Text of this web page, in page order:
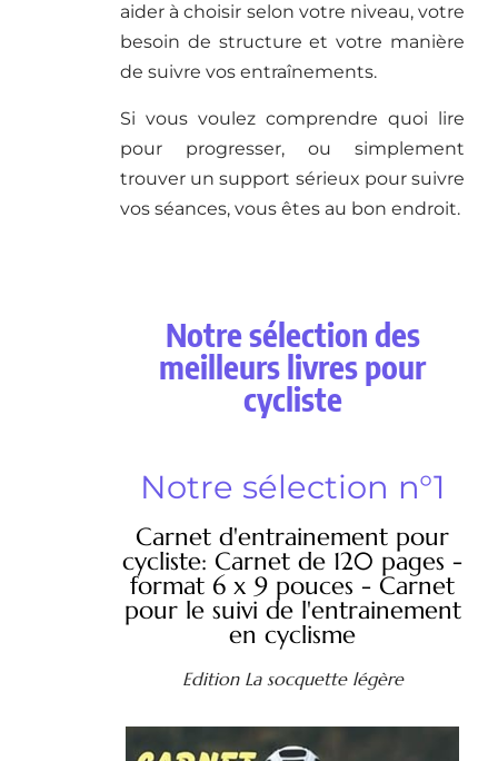
aider à choisir selon votre niveau, votre
besoin de structure et votre manière
de suivre vos entraînements.
Si vous voulez comprendre quoi lire
pour progresser, ou simplement
trouver un support sérieux pour suivre
vos séances, vous êtes au bon endroit.
Notre sélection des
meilleurs livres pour
cycliste
Notre sélection n°1
Carnet d'entrainement pour
cycliste: Carnet de 120 pages -
format 6 x 9 pouces - Carnet
pour le suivi de l'entrainement
en cyclisme
Edition La socquette légère